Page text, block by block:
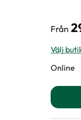
Från
Välj
Online